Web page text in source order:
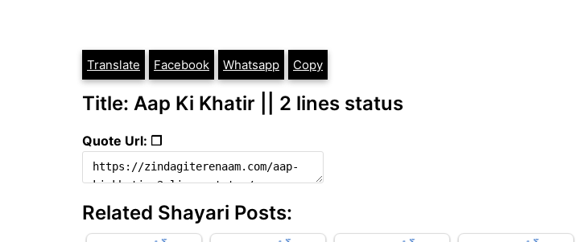
Translate Facebook Whatsapp Copy
Title: Aap Ki Khatir || 2 lines status
Quote Url: ❐
Related Shayari Posts: